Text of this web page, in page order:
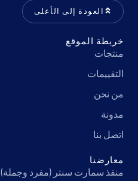
العودة إلى الأعلى
خريطة الموقع
منتجات
التقييمات
من نحن
مدونة
اتصل بنا
معارضنا
منفذ سمارت سنتر (مفرد وجملة)